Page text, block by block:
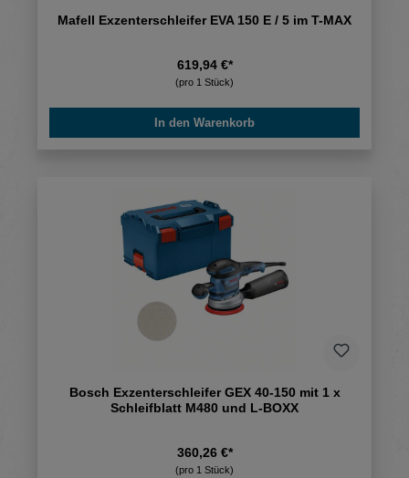
Mafell Exzenterschleifer EVA 150 E / 5 im T-MAX
619,94 €*
(pro 1 Stück)
In den Warenkorb
Bosch Exzenterschleifer GEX 40-150 mit 1 x
Schleifblatt M480 und L-BOXX
360,26 €*
(pro 1 Stück)